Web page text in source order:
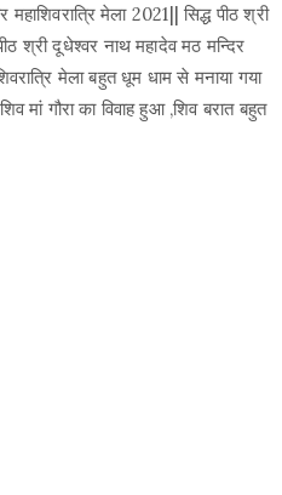
मेला 2021|| सिद्ध पीठ श्री
श्री दूधेश्वर नाथ महादेव मठ मन्दिर
मेला बहुत धूम धाम से मनाया गया
मां गौरा का विवाह हुआ ,शिव बरात बहुत